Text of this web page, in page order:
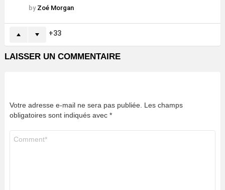
by Zoé Morgan
33
LAISSER UN COMMENTAIRE
Votre adresse e-mail ne sera pas publiée. Les champs
obligatoires sont indiqués avec *